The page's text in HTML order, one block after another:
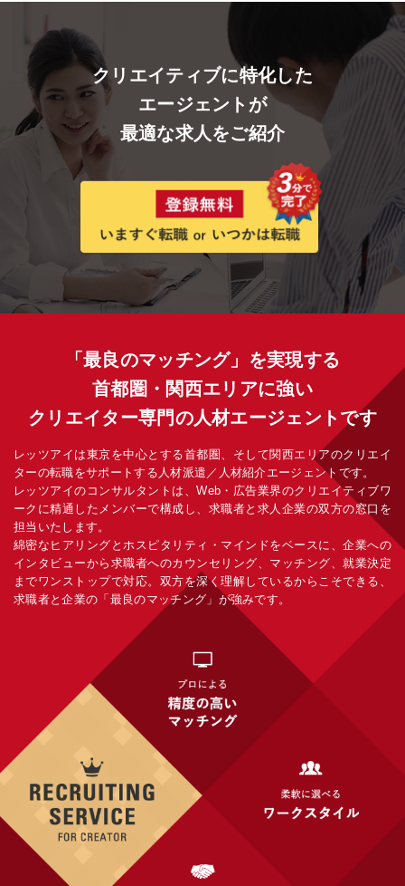
クリエイティブに特化した
エージェントが
最適な求人をご紹介
「最良のマッチング」を実現する
首都圏・関西エリアに強い
クリエイター専門の人材エージェントです
レッツアイは東京を中心とする首都圏、そして関西エリアのクリエイ
ターの転職をサポートする人材派遣／人材紹介エージェントです。
レッツアイのコンサルタントは、Web・広告業界のクリエイティブワ
ークに精通したメンバーで構成し、求職者と求人企業の双方の窓口を
担当いたします。
綿密なヒアリングとホスピタリティ・マインドをベースに、企業への
インタビューから求職者へのカウンセリング、マッチング、就業決定
までワンストップで対応。双方を深く理解しているからこそできる、
求職者と企業の「最良のマッチング」が強みです。